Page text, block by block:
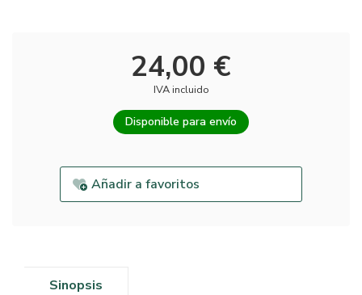
24,00 €
IVA incluido
Disponible para envío
Añadir a favoritos
Sinopsis